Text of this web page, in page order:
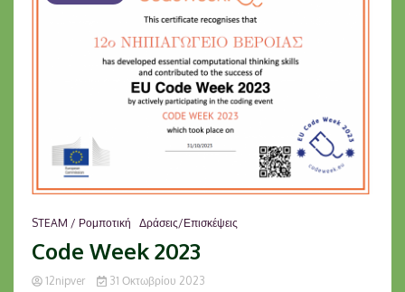
STEAM / Ρομποτική Δράσεις/Επισκέψεις
Code Week 2023
12nipver 31 Οκτωβρίου 2023